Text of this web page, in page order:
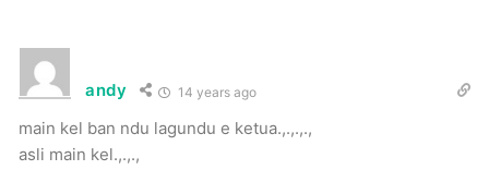
andy 14 years ago
main kel ban ndu lagundu e ketua.,.,.,.,
asli main kel.,.,.,